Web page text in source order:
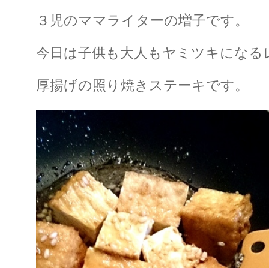
３児のママライターの増子です。
今日は子供も大人もヤミツキになる
厚揚げの照り焼きステーキです。